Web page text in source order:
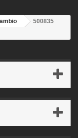
500835